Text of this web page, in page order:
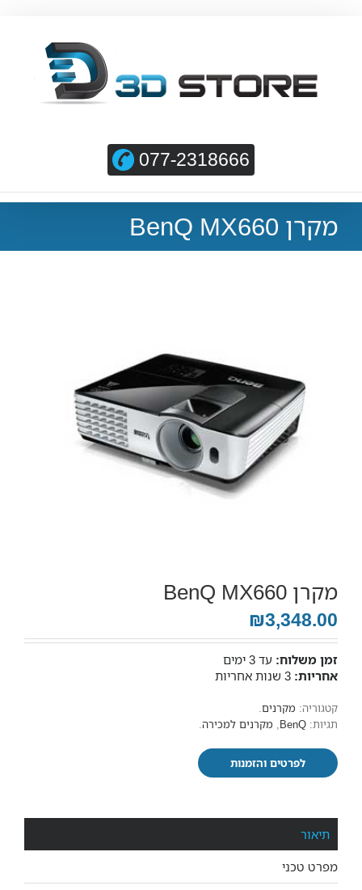
077-2318666
מקרן BenQ MX660
מקרן BenQ MX660
₪3,348.00
זמן משלוח: עד 3 ימים
אחריות:
קטגוריה: מקרנים.
תגיות: BenQ
, מקרנים למכירה.
לפרטים והזמנות
תיאור
מפרט טכני